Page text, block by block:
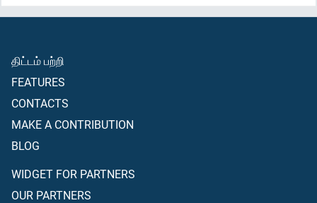
திட்டம் பற்றி
FEATURES
CONTACTS
MAKE A CONTRIBUTION
BLOG
WIDGET FOR PARTNERS
OUR PARTNERS